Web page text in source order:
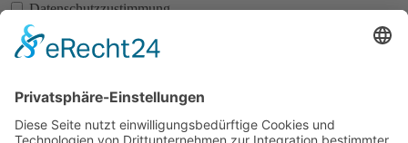
Datenschutzzustimmung
Abschicken
Möbel Wiemer GmbH & Co. KG
Martin-Opitz-Straße 2